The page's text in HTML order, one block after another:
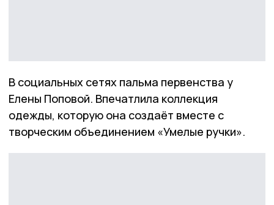
В социальных сетях пальма первенства у
Елены Поповой. Впечатлила коллекция
одежды, которую она создаёт вместе с
творческим объединением «Умелые ручки».